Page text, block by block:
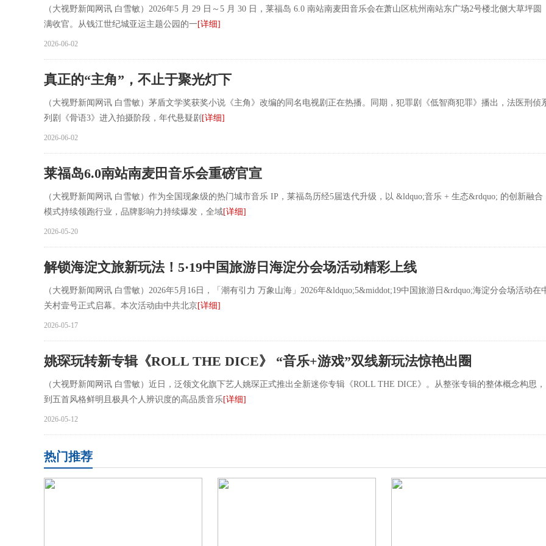
（大视野新闻网讯 白雪敏）2026年5 月 29 日～5 月 30 日，莱福岛 6.0 南站南麦田音乐会在萧山区杭州南站东广场2号楼北侧大草坪圆
满收官。从钱江世纪城亚运主题公园的一[详细]
2026-06-02
真正的“主角”，不止于聚光灯下
（大视野新闻网讯 白雪敏）茅盾文学奖获奖小说《主角》改编的同名电视剧正在热播。同期，犯罪剧《低智商犯罪》播出，法医刑侦
列剧《骨语3》进入拍摄阶段，年代悬疑剧 [详细]
2026-06-02
莱福岛6.0南站南麦田音乐会重磅官宣
（大视野新闻网讯 白雪敏）作为全国现象级的热门城市音乐 IP，莱福岛历经5届迭代升级，以 &ldquo;音乐 + 生态&rdquo; 的创新融合
模式持续领跑行业，品牌影响力持续爆发，全域[详细]
2026-05-20
解锁海淀文旅新玩法！5·19中国旅游日海淀分会场活动精彩上线
（大视野新闻网讯 白雪敏）2026年5月16日，「潮有引力 万象山海」2026年&ldquo;5&middot;19中国旅游日&rdquo;海淀分会场活动在
关村壹号正式启幕。本次活动由中共北京[详细]
2026-05-17
姚琛玩转新专辑《ROLL THE DICE》 “音乐+游戏”双线新玩法惊艳出圈
（大视野新闻网讯 白雪敏）近日，泛领文化旗下艺人姚琛正式推出全新迷你专辑《ROLL THE DICE》。从整张专辑的整体概念构思，
到五首风格鲜明且极具个人辨识度的高品质音乐[详细]
2026-05-12
热门推荐